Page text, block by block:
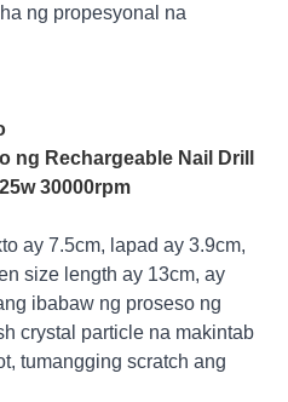
ng propesyonal na
ng Rechargeable Nail Drill
30000rpm
ay 7.5cm, lapad ay 3.9cm,
size length ay 13cm, ay
ibabaw ng proseso ng
crystal particle na makintab
tumangging scratch ang